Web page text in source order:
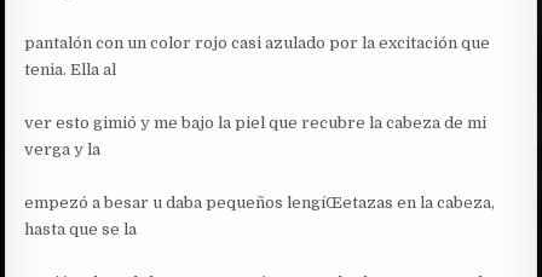
pantalón con un color rojo casi azulado por la excitación que
tenia. Ella al
ver esto gimió y me bajo la piel que recubre la cabeza de mi
verga y la
empezó a besar u daba pequeños lengíŒetazas en la cabeza,
hasta que se la